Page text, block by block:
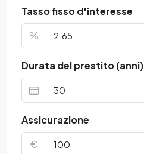
Tasso fisso d'interesse
%
Durata del prestito (anni)
Assicurazione
€